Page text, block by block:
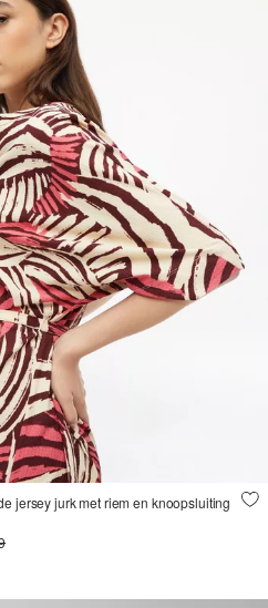
jersey jurk met riem en knoopsluiting